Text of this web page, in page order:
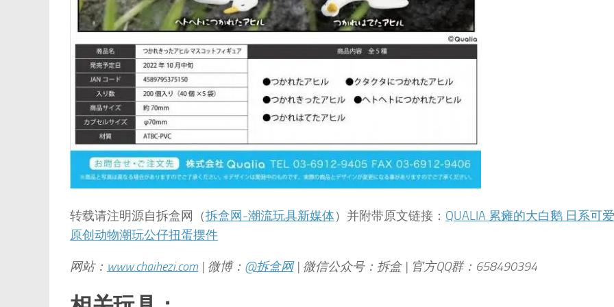
转载请注明源自拆盒网（拆盒网-潮流玩具新媒体）并附带原文链接： QUALIA 累瘫的大白鹅 日系可爱
原创动物潮玩公仔扭蛋摆件
网站： www.chaihezi.com| 微博： @拆盒网| 微信公众号：拆盒 | 官方QQ群：658490394